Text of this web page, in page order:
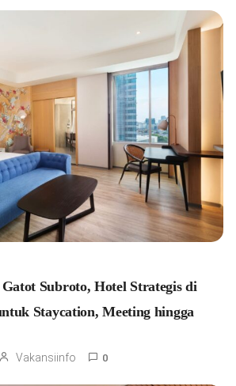
Subroto, Hotel Strategis di
Staycation, Meeting hingga
Vakansiinfo 0